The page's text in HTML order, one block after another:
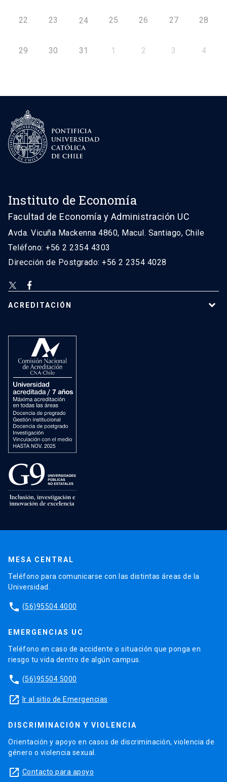
22 23 24 25 26 27 28
29 30 31 1 2 3 4
Instituto de Economía
Facultad de Economía y Administración UC
Avda. Vicuña Mackenna 4860, Macul. Santiago, Chile
Teléfono: +56 2 2354 4303
Dirección de Postgrado: +56 2 2354 4028
ACREDITACIÓN
MESA CENTRAL
Teléfono para comunicarse con las distintas áreas de la
Universidad.
phone (56)95504 4000
EMERGENCIAS UC
Teléfono en caso de accidente o situación que ponga en
riesgo tu vida dentro de algún campus.
phone (56)95504 5000
launch Ir al sitio de Emergencias
DISCRIMINACIÓN Y VIOLENCIA
Orientación y apoyo en casos de discriminación, violencia de
género o violencia sexual.
launch Contacto para apoyo